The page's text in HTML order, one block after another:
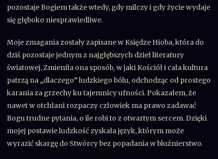
pozostaje Bogiem także wtedy, gdy milczy i gdy życie wydaje
się głęboko niesprawiedliwe.
Moje zmagania zostały zapisane w Księdze Hioba, która do
dziś pozostaje jednym z najgłębszych dzieł literatury
światowej. Zmieniła ona sposób, w jaki Kościół i cała kultura
patrzą na „dlaczego” ludzkiego bólu, odchodząc od prostego
karania za grzechy ku tajemnicy ufności. Pokazałem, że
nawet w otchłani rozpaczy człowiek ma prawo zadawać
Bogu trudne pytania, o ile robi to z otwartym sercem. Dzięki
mojej postawie ludzkość zyskała język, którym może
wyrazić skargę do Stwórcy bez popadania w bluźnierstwo.